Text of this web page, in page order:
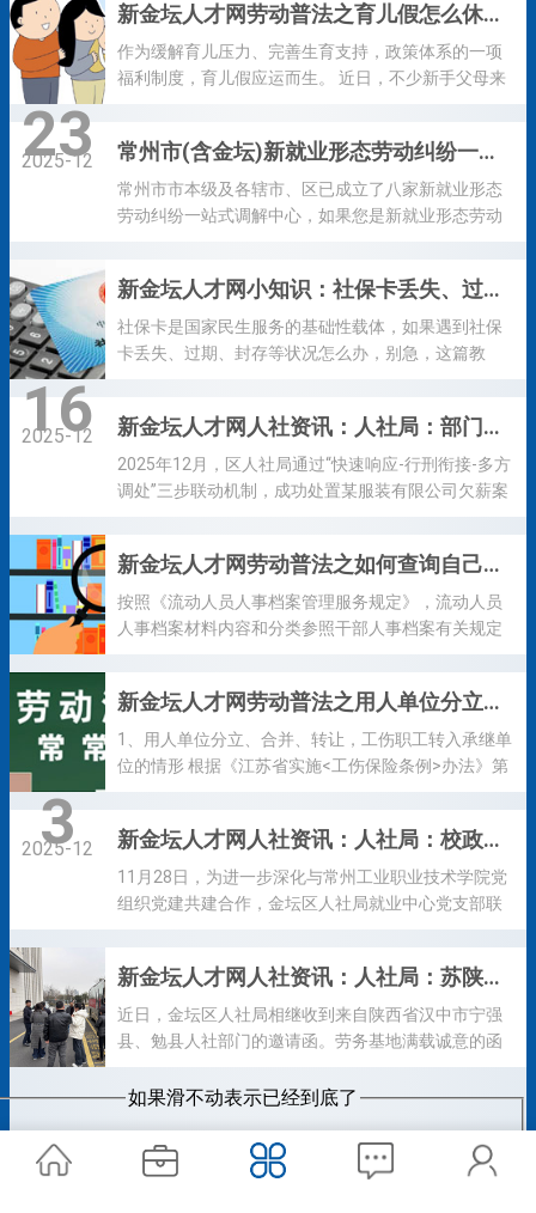
他用人单位工作 根据《江苏省实施<工伤保险条例>办
法》第三十七条第二款，用人单位职工非由单位指派
到其他用人单位工作发生工伤的...
的特殊工时工作制岗位劳动的 ，应当在劳动合同中约
定或者事先征得劳动者的书面同意 。 用工单位安排被
派遣劳动者从事特殊工时工作制岗位劳动的，应当在
新金坛人才网劳动普法之育儿假怎么休？工资怎么算？
作为缓解育儿压力、完善生育支持，政策体系的一项
福利制度，育儿假应运而生。 近日，不少新手父母来
儿假可以叠加休吗？今天，小编带你重温关于育儿假
的知识。 1、育儿假具有强制性吗？ 答：是的！2022
年2月10日，江苏省委、省政府印发《关于优化生育政
障生育妇女休假合法权益。推动实行父母育儿假制
度，子女3周岁之前，夫妻双方每年分别享受10天的育
儿假。 2、育儿假怎么休？影响工资待遇吗...
23
2025-12 常州市(含金坛)新就业形态劳动纠纷一站式调解中心联系地址及方式
常州市市本级及各辖市、区已成立了八家新就业形态
劳动纠纷一站式调解中心，如果您是新就业形态劳动
解，联系方式如下： 1、市本级 机构名称：常州市新
就业形态劳动纠纷一站式调解中心 地址：局前街28号
电话：0519-86811930 2、溧阳市 机构名称：溧阳市
机构名称：常州市金坛区新就业形态劳动纠...
新金坛人才网小知识：社保卡丢失、过期……遇到问题先别急，这篇教您怎么办
社保卡是国家民生服务的基础性载体，如果遇到社保
卡丢失、过期、封存等状况怎么办，别急，这篇教
可以通过社保卡服务网点、12333服务热线、网上服
务平台或社保卡服务银行的客服电话办理。 -正式挂
失： 需携带有效身份证件，分别前往社保卡服务机
响使用吗？ 社保卡是有有效期的，您可以拿出自己的
社保卡看一下卡面，上面有明确标注有效期。 如果没
标注也不用担心...
16
2025-12 新金坛人才网人社资讯：人社局：部门快速响应 联动高效处置
2025年12月，区人社局通过“快速响应-行刑衔接-多方
调处”三步联动机制，成功处置某服装有限公司欠薪案
现场激动地说。区人社局通过执法威慑与柔性调解双
管齐下，为治理欠薪工作提供了生动的样本。 快速响
应。12月初，我局接到员工投诉后，立即立案处理并
账户有10万元资金入账的线索，但未用于工资支付，
且无可靠资金来源兑付欠薪。我局当日向企业下发限
期改正指令书，责令单位限期支付工资。 行刑衔接。
针对企业存在...
新金坛人才网劳动普法之如何查询自己的档案存在哪里？
按照《流动人员人事档案管理服务规定》，流动人员
人事档案材料内容和分类参照干部人事档案有关规定
务、年度工作(业绩)考核、入选重大人才工程、获得重
大奖项、重要社会兼职及违规违纪违法处理处分等材
料。 1、如何知道自己档案是否完整? 档案管理服务机
在流动人员申请办理转递接收等服务时，对缺少关键
材料的，将一次性告知所缺材料及可能造成的影响并
提示及时移交或补充相关材料。 2、怎样查询档案存
在哪里? 可以登录全国人社政务服务平台
(http://zwfw.mohrss...
新金坛人才网劳动普法之用人单位分立、合并、转让或实行承包经营的，由谁承担工伤职工的工伤保险责任
1、用人单位分立、合并、转让，工伤职工转入承继单
位的情形 根据《江苏省实施<工伤保险条例>办法》第
三十五条第一款，用人单位分立、合并、转让，工伤
的工伤保险责任，并到当地经办机构办理参加工伤保
险或者变更工伤保险关系的手续。 2、用人单位分
立、合并、转让，工伤职工不转入承继单位的情形 根
二款，用人单位分立、合并、转让，工伤职工不转入
承继单位的，按照工伤职工与用人单位解除或者终止
劳动关系时享受的有关待遇执行。 3、用人单位实行
承包经营的情形 根据《工伤保险条例》第四...
3
2025-12 新金坛人才网人社资讯：人社局：校政企党建共建聚合力 红色铸魂同心促就业
11月28日，为进一步深化与常州工业职业技术学院党
组织党建共建合作，金坛区人社局就业中心党支部联
合同方威视科技江苏有限公司党支部、鹏辉能源常州
限公司党支部，走进常州工业职业技术学院，共同举
办“红色铸魂・职引未来”2025年支部联建共建主题党
日活动，将红色党性教育与就业育人深度融合，为校
局就业中心与常州工业职业技术学院始终坚持以党建
为引领，深耕校地合作沃土，在党员教育联抓、就业
服务联推、人才培养联动等领域持续发力，先后联合
开展“党建+就业指导”进校园、“企业HR校园行”、访企
新金坛人才网人社资讯：人社局：苏陕协作谱新篇 就业增收促共赢
近日，金坛区人社局相继收到来自陕西省汉中市宁强
县、勉县人社部门的邀请函。劳务基地满载诚意的函
件，既是对过往两地劳务协作成果的高度认可，更拉
开了2026年苏陕劳务协作深化升级的序幕，为冬日里
务协作情缘，早已在多年的携手共进中结下深厚根
基。作为苏陕协作的重要纽带，三地始终紧扣“企业缺
如果滑不动表示已经到底了